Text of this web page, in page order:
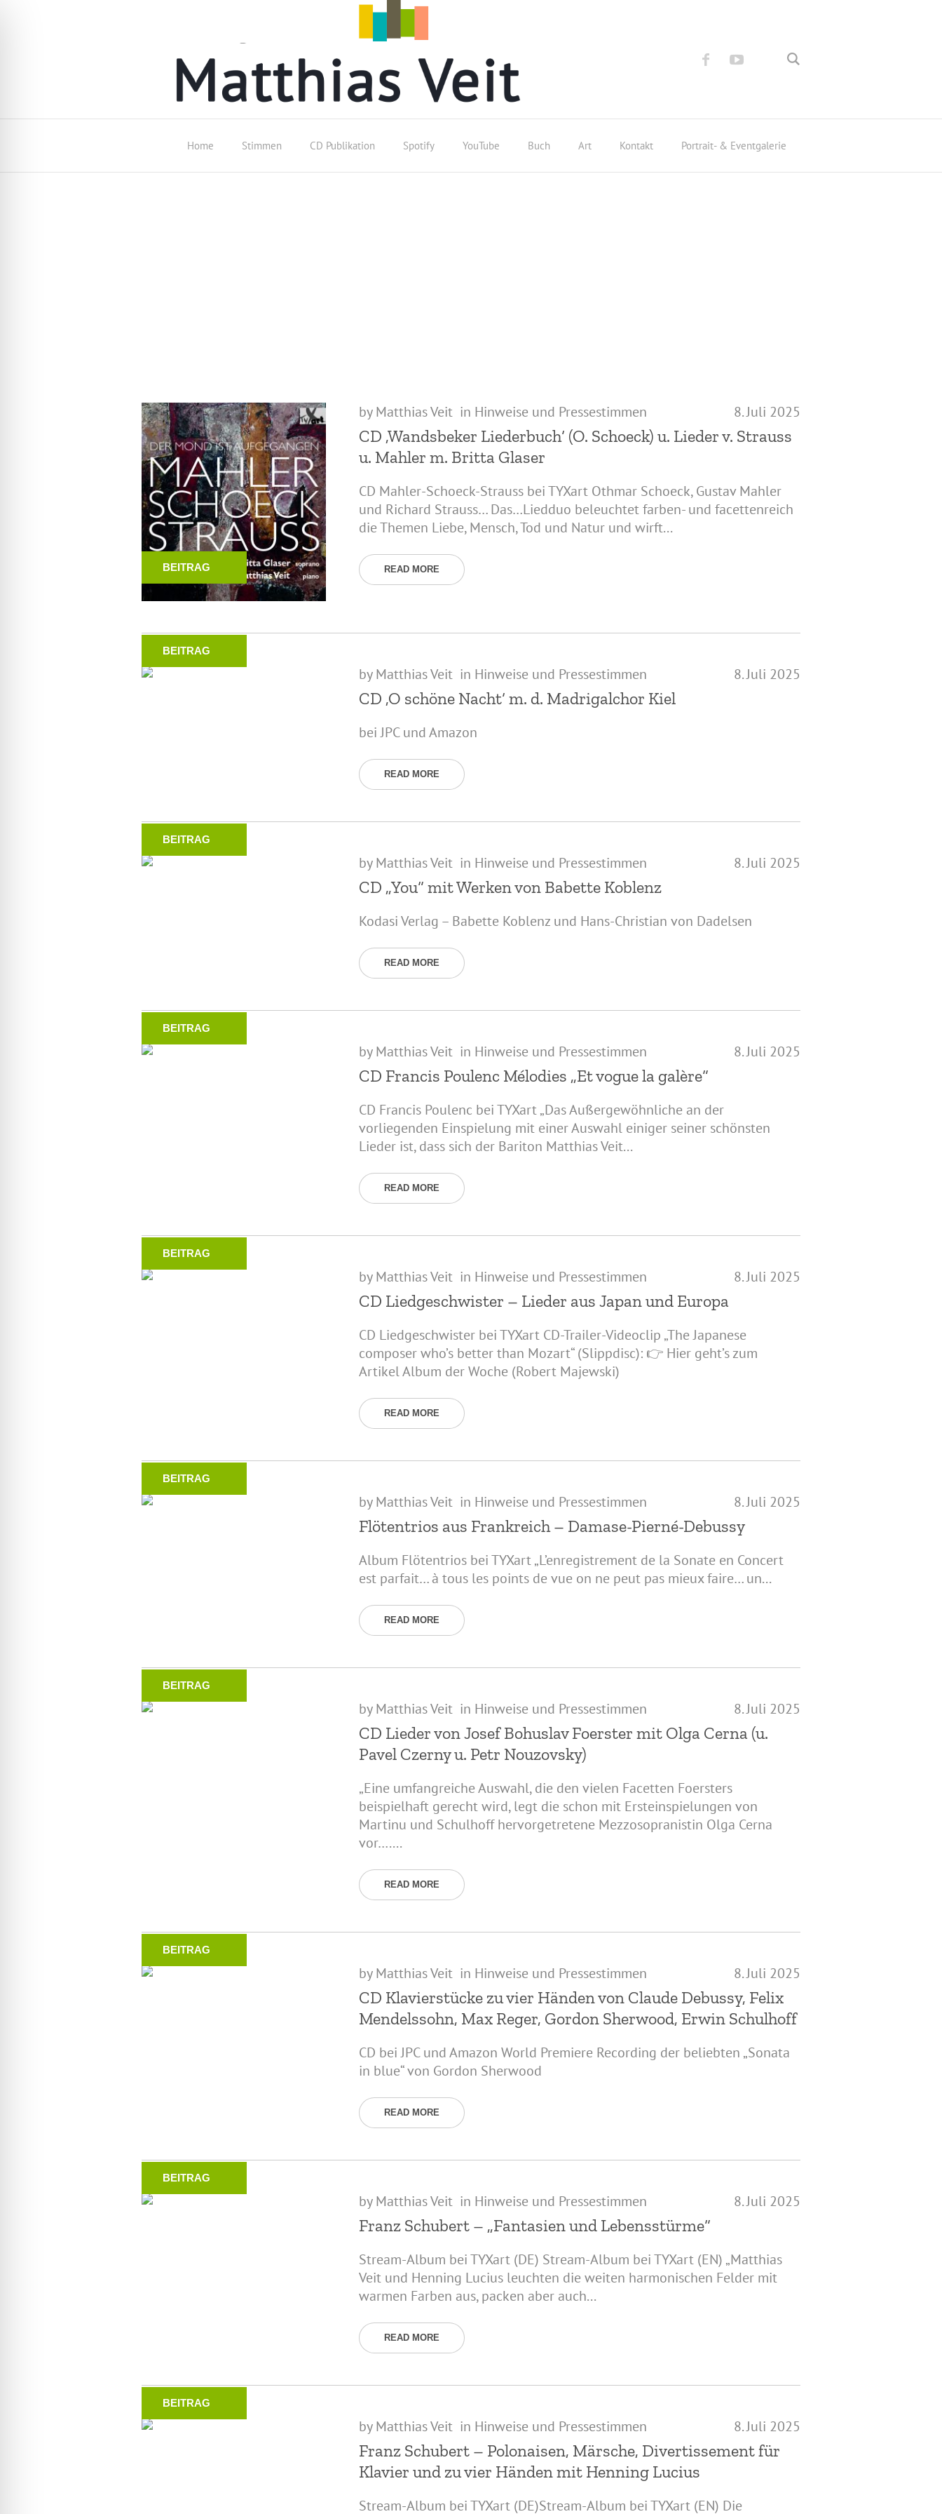
Home Stimmen CD Publikation Spotify YouTube Buch Art Kontakt Portrait- & Eventgalerie
BEITRAG
8. Juli 2025
byMatthias Veit in Hinweise und Pressestimmen
CD ‚Wandsbeker Liederbuch‘ (O. Schoeck) u. Lieder v. Strauss
u. Mahler m. Britta Glaser
CD Mahler-Schoeck-Strauss bei TYXart Othmar Schoeck, Gustav Mahler
und Richard Strauss… Das…Liedduo beleuchtet farben- und facettenreich
die Themen Liebe, Mensch, Tod und Natur und wirft...
READ MORE
BEITRAG
8. Juli 2025
byMatthias Veit in Hinweise und Pressestimmen
CD ‚O schöne Nacht‘ m. d. Madrigalchor Kiel
bei JPC und Amazon
READ MORE
BEITRAG
8. Juli 2025
byMatthias Veit in Hinweise und Pressestimmen
CD „You“ mit Werken von Babette Koblenz
Kodasi Verlag – Babette Koblenz und Hans-Christian von Dadelsen
READ MORE
BEITRAG
8. Juli 2025
byMatthias Veit in Hinweise und Pressestimmen
CD Francis Poulenc Mélodies „Et vogue la galère“
CD Francis Poulenc bei TYXart „Das Außergewöhnliche an der
vorliegenden Einspielung mit einer Auswahl einiger seiner schönsten
Lieder ist, dass sich der Bariton Matthias Veit...
READ MORE
BEITRAG
8. Juli 2025
byMatthias Veit in Hinweise und Pressestimmen
CD Liedgeschwister – Lieder aus Japan und Europa
CD Liedgeschwister bei TYXart CD-Trailer-Videoclip „The Japanese
composer who’s better than Mozart“ (Slippdisc): 👉 Hier geht’s zum
Artikel Album der Woche (Robert Majewski)
READ MORE
BEITRAG
8. Juli 2025
byMatthias Veit in Hinweise und Pressestimmen
Flötentrios aus Frankreich – Damase-Pierné-Debussy
Album Flötentrios bei TYXart „L’enregistrement de la Sonate en Concert
est parfait… à tous les points de vue on ne peut pas mieux faire… un...
READ MORE
BEITRAG
8. Juli 2025
byMatthias Veit in Hinweise und Pressestimmen
CD Lieder von Josef Bohuslav Foerster mit Olga Cerna (u.
Pavel Czerny u. Petr Nouzovsky)
„Eine umfangreiche Auswahl, die den vielen Facetten Foersters
beispielhaft gerecht wird, legt die schon mit Ersteinspielungen von
Martinu und Schulhoff hervorgetretene Mezzosopranistin Olga Cerna
vor…....
READ MORE
BEITRAG
8. Juli 2025
byMatthias Veit in Hinweise und Pressestimmen
CD Klavierstücke zu vier Händen von Claude Debussy, Felix
Mendelssohn, Max Reger, Gordon Sherwood, Erwin Schulhoff
CD bei JPC und Amazon World Premiere Recording der beliebten „Sonata
in blue“ von Gordon Sherwood
READ MORE
BEITRAG
8. Juli 2025
byMatthias Veit in Hinweise und Pressestimmen
Franz Schubert – „Fantasien und Lebensstürme“
Stream-Album bei TYXart (DE) Stream-Album bei TYXart (EN) „Matthias
Veit und Henning Lucius leuchten die weiten harmonischen Felder mit
warmen Farben aus, packen aber auch...
READ MORE
BEITRAG
8. Juli 2025
byMatthias Veit in Hinweise und Pressestimmen
Franz Schubert – Polonaisen, Märsche, Divertissement für
Klavier und zu vier Händen mit Henning Lucius
Stream-Album bei TYXart (DE)Stream-Album bei TYXart (EN) Die